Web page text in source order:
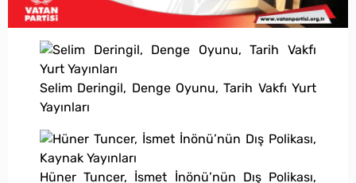
Selim Deringil, Denge Oyunu, Tarih Vakfı Yurt
Yayınları
Hüner Tuncer, İsmet İnönü’nün Dış Polikası,